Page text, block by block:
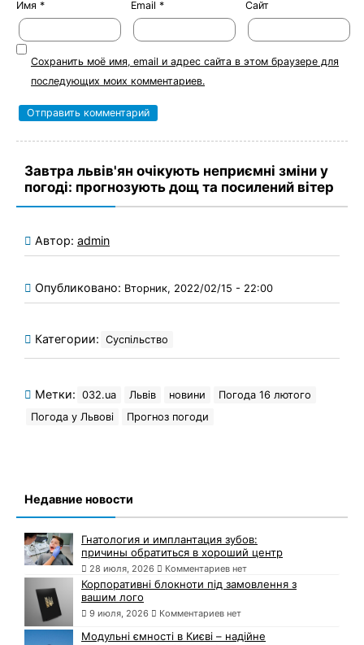
Имя * Email * Сайт
Сохранить моё имя, email и адрес сайта в этом браузере для
последующих моих комментариев.
Завтра львів'ян очікують неприємні зміни у
погоді: прогнозують дощ та посилений вітер
Автор: admin
Опубликовано: Вторник, 2022/02/15 - 22:00
Категории: Суспільство
Метки: 032.ua Львів новини
Погода 16 лютого
Погода у Львові
Прогноз погоди
Недавние новости
Гнатология и имплантация зубов:
причины обратиться в хороший центр
28 июля, 2026 Комментариев нет
Корпоративні блокноти під замовлення з
вашим лого
9 июля, 2026 Комментариев нет
Модульні ємності в Києві – надійне